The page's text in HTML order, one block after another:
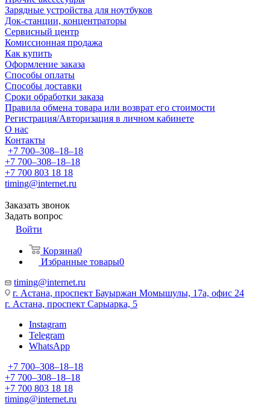
Зарядные устройства для ноутбуков
Док-станции, концентраторы
Сервисный центр
Комиссионная продажа
Как купить
Оформление заказа
Способы оплаты
Способы доставки
Сроки обработки заказа
Правила обмена товара или возврат его стоимости
Регистрация/Авторизация в личном кабинете
О нас
Контакты
+7 700‒308‒18‒18
+7 700‒308‒18‒18
+7 700 803 18 18
timing@internet.ru
Заказать звонок
Задать вопрос
Войти
Корзина0
Избранные товары0
timing@internet.ru
г. Астана, проспект Бауыржан Момышулы, 17а, офис 24
г. Астана, проспект Сарыарка, 5
Instagram
Telegram
WhatsApp
+7 700‒308‒18‒18
+7 700‒308‒18‒18
+7 700 803 18 18
timing@internet.ru